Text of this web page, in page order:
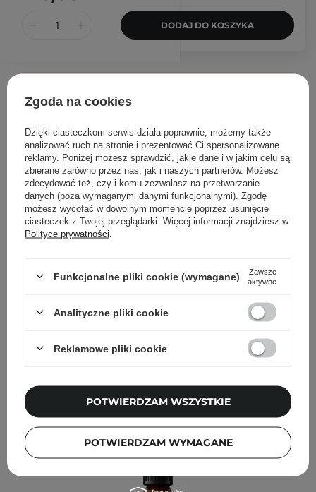
DODAJ DO KOSZYKA
Opinia Kosmetologa
Joanna Szwarocka
What your skin will love -
potwierdzam, czysta prawda!
Jestem przekonana, że każda
osoba z cerą mieszana zakocha się w tym
kosmetyku. Uwielbiam jego lekką formułę, a skład
to prawdziwa petarda. Można go stosować na kilka
WYBÓR KOSMETOLOGA
Inni klienci sprawdzali również
Zgoda na cookies
Dzięki ciasteczkom serwis działa poprawnie; możemy także
analizować ruch na stronie i prezentować Ci spersonalizowane
reklamy. Poniżej możesz sprawdzić, jakie dane i w jakim celu są
zbierane zarówno przez nas, jak i naszych partnerów. Możesz
zdecydować też, czy i komu zezwalasz na przetwarzanie
danych (poza wymaganymi danymi funkcjonalnymi). Zgodę
możesz wycofać w dowolnym momencie poprzez usunięcie
ciasteczek z Twojej przeglądarki. Więcej informacji znajdziesz w
Polityce prywatności
Funkcjonalne pliki cookie (wymagane)
Zawsze
aktywne
Analityczne pliki cookie
Reklamowe pliki cookie
POTWIERDZAM WYMAGANE
POTWIERDZAM WSZYSTKIE